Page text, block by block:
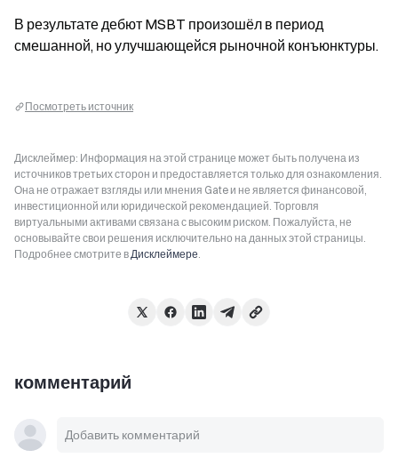
В результате дебют MSBT произошёл в период
смешанной, но улучшающейся рыночной конъюнктуры.
Посмотреть источник
Дисклеймер: Информация на этой странице может быть получена из
источников третьих сторон и предоставляется только для ознакомления.
Она не отражает взгляды или мнения Gate и не является финансовой,
инвестиционной или юридической рекомендацией. Торговля
виртуальными активами связана с высоким риском. Пожалуйста, не
основывайте свои решения исключительно на данных этой страницы.
Подробнее смотрите вДисклеймере.
комментарий